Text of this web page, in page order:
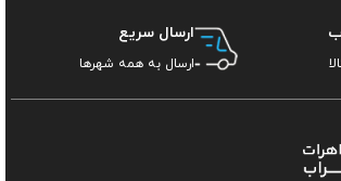
ارسال سریع
ارسال به همه شهرها